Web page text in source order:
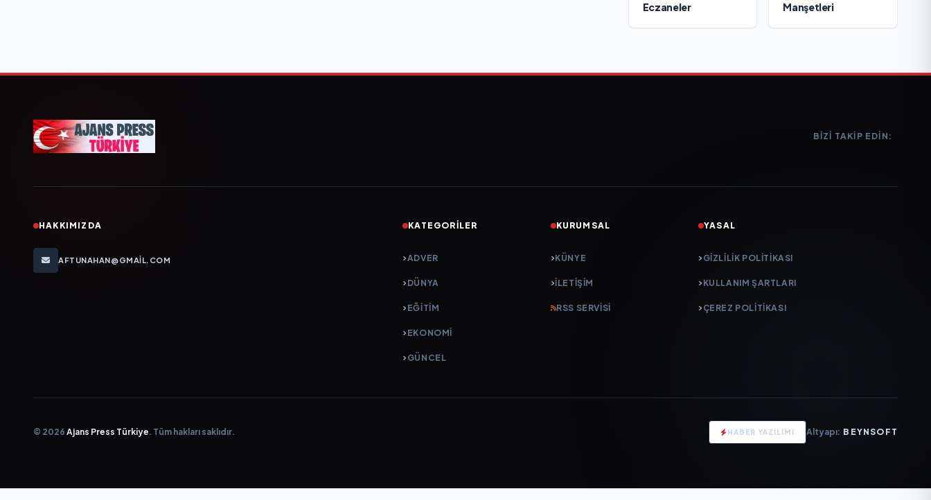
Eczaneler
Manşetleri
BIZI TAKIP EDIN:
HAKKIMIZDA
AFTUNAHAN@GMAIL.COM
KATEGORILER
ADVER
DÜNYA
EĞİTİM
EKONOMİ
GÜNCEL
KURUMSAL
KÜNYE
İLETIŞIM
RSS SERVISI
YASAL
GIZLILIK POLITIKASI
KULLANIM ŞARTLARI
ÇEREZ POLITIKASI
© 2026 Ajans Press Türkiye. Tüm hakları saklıdır. HABER YAZILIMI Altyapı: BEYNSOFT